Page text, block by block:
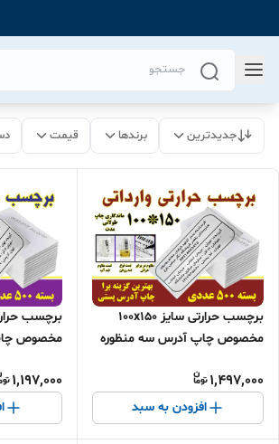
جدیدترین برندها قیمت
برچسب حرارتی سایز 100x150
مخصوص چاپ آدرس سه منظوره
بسته 500 عددی
1,497,000
افزودن به سبد
مخصوص
بسته 500 عددی
1,197,000